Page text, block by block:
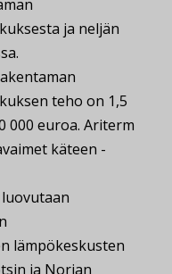
ja neljän
teho on 1,5
000 euroa. Ariterm
käteen -
lämpökeskusten
ja Norjan